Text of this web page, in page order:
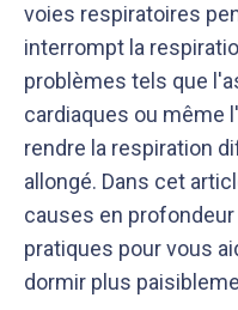
Notre équipe
médicaux étudient
s’assurer de la
la fiabilité des
Nous vérifions que
en phase avec la
qu’avec les
experts
voies respiratoires
interrompt la
problèmes tels que
cardiaques ou même
rendre la respiration
allongé. Dans cet
causes en
pratiques pour vous
dormir plus